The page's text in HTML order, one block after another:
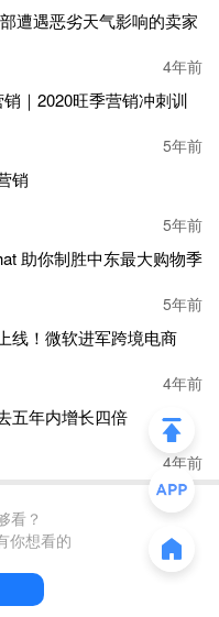
遭遇恶劣天气影响的卖家
4年前
｜2020旺季营销冲刺训
5年前
5年前
5年前
商
看？
论吧～